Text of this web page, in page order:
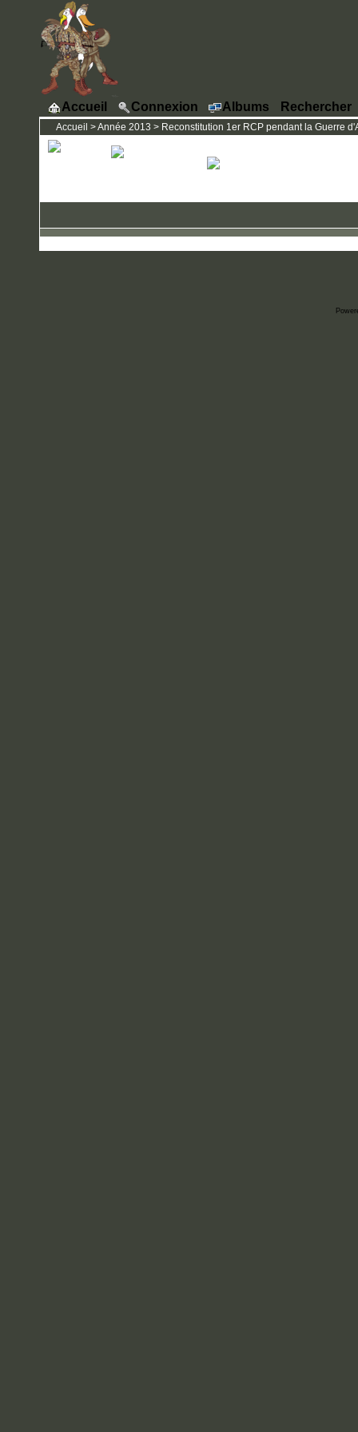
Accueil Connexion Albums Rechercher
Accueil >Année 2013 > Reconstitution 1er RCP pendant la Guerre